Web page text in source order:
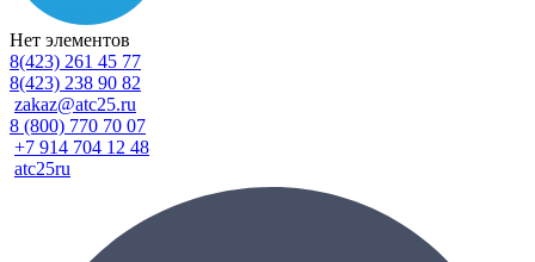
Нет элементов
8(423) 261 45 77
8(423) 238 90 82
zakaz@atc25.ru
8 (800) 770 70 07
+7 914 704 12 48
atc25ru